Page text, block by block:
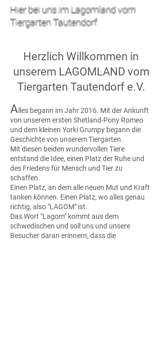
Hier bei uns im Lagomland vom
Tiergarten Tautendorf
Herzlich Willkommen in
unserem LAGOMLAND vom
Tiergarten Tautendorf e.V.
A lles begann im Jahr 2016. Mit der Ankunft
von unserem ersten Shetland-Pony Romeo
und dem kleinen Yorki Grumpy begann die
Geschichte von unserem Tiergarten.
Mit diesen beiden wundervollen Tiere
entstand die Idee, einen Platz der Ruhe und
des Friedens für Mensch und Tier zu
schaffen.
Einen Platz, an dem alle neuen Mut und Kraft
tanken können. Einen Platz, wo alles genau
richtig, also "LAGOM" ist.
Das Wort "Lagom" kommt aus dem
schwedischen und soll uns und unsere
Besucher daran erinnern, dass die